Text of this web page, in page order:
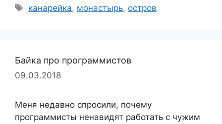
Метки
канарейка, монастырь, остров
Байка про программистов
09.03.2018
Меня недавно спросили, почему
программисты ненавидят работать с чужим